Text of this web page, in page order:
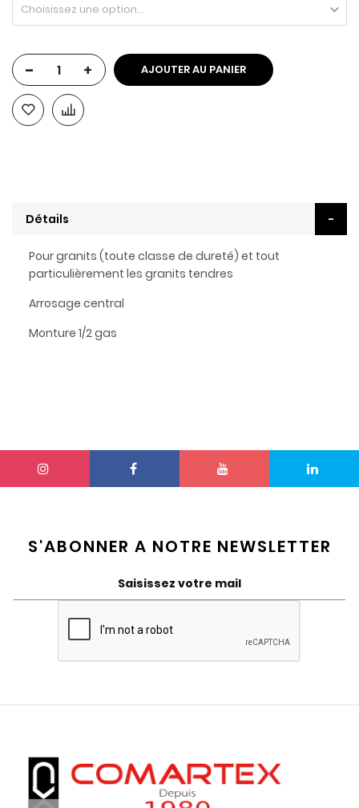
- + AJOUTER AU PANIER
Détails
Pour granits (toute classe de dureté) et tout
particulièrement les granits tendres
Arrosage central
Monture 1/2 gas
S'ABONNER A NOTRE NEWSLETTER